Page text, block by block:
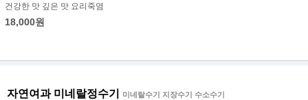
건강한 맛 깊은 맛 요리죽염
18,000원
자연여과 미네랄정수기 미네랄수기 지장수기 수소수기